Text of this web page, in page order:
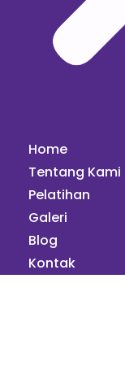
Home
Tentang Kami
Pelatihan
Galeri
Blog
Kontak